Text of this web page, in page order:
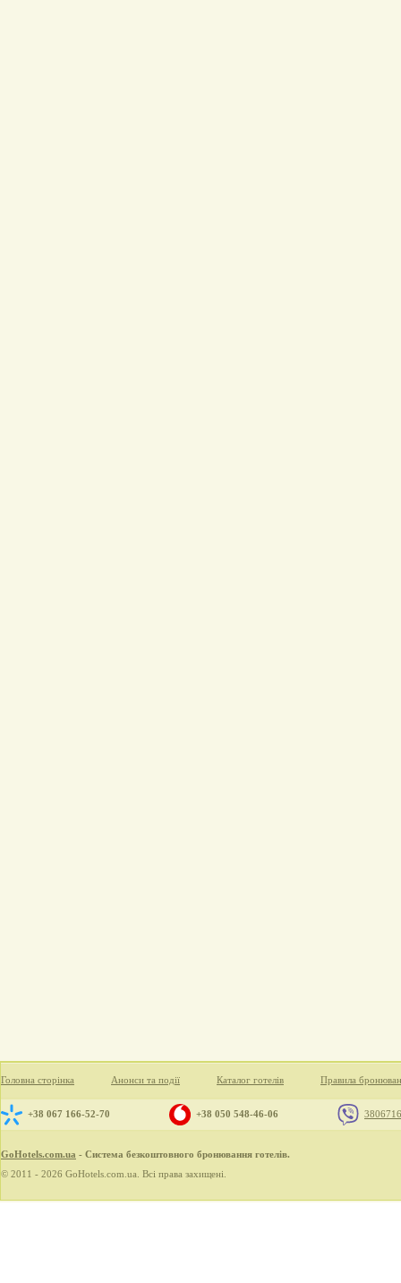
Головна сторінка Анонси та події Каталог готелів Правила
+38 067 166-52-70 +38 050 548-46-06
GoHotels.com.ua - Система безкоштовного бронювання готелів.
© 2011 - 2026 GoHotels.com.ua. Всі права захищені.